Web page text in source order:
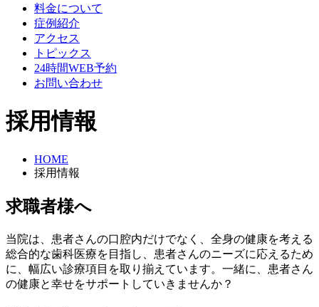
料金について
症例紹介
アクセス
トピックス
24時間WEB予約
お問い合わせ
採用情報
HOME
採用情報
求職者様へ
当院は、患者さんの口腔内だけでなく、全身の健康を考える
総合的な歯科医療を目指し、患者さんのニーズに応えるため
に、幅広い診療項目を取り揃えています。一緒に、患者さん
の健康と幸せをサポートしていきませんか？